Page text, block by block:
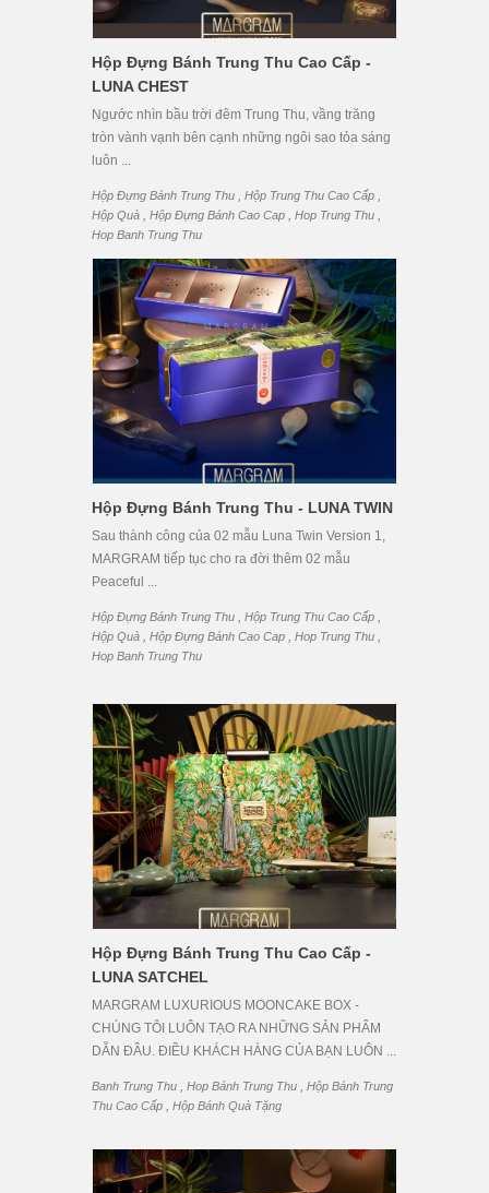
Hộp Đựng Bánh Trung Thu Cao Cấp -
LUNA CHEST
Ngước nhìn bầu trời đêm Trung Thu, vầng trăng
tròn vành vạnh bên cạnh những ngôi sao tỏa sáng
luôn ...
Hộp Đựng Bánh Trung Thu , Hộp Trung Thu Cao Cấp ,
Hộp Quà , Hộp Đựng Bánh Cao Cap , Hop Trung Thu ,
Hop Banh Trung Thu
Hộp Đựng Bánh Trung Thu - LUNA TWIN
Sau thành công của 02 mẫu Luna Twin Version 1,
MARGRAM tiếp tục cho ra đời thêm 02 mẫu
Peaceful ...
Hộp Đựng Bánh Trung Thu , Hộp Trung Thu Cao Cấp ,
Hộp Quà , Hộp Đựng Bánh Cao Cap , Hop Trung Thu ,
Hop Banh Trung Thu
Hộp Đựng Bánh Trung Thu Cao Cấp -
LUNA SATCHEL
MARGRAM LUXURIOUS MOONCAKE BOX -
CHÚNG TÔI LUÔN TẠO RA NHỮNG SẢN PHẨM
DẪN ĐẦU. ĐIỀU KHÁCH HÀNG CỦA BẠN LUÔN ...
Banh Trung Thu , Hop Bánh Trung Thu , Hộp Bánh Trung
Thu Cao Cấp , Hộp Bánh Quà Tặng